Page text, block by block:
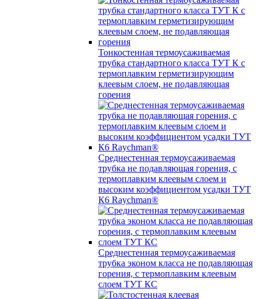
Тонкостенная термоусаживаемая
трубка стандартного класса ТУТ К с
термоплавким герметизирующим
клеевым слоем, не подавляющая
горения
Среднестенная термоусаживаемая
трубка не подавляющая горения, с
термоплавким клеевым слоем и
высоким коэффициентом усадки ТУТ
К6 Raychman®
Среднестенная термоусаживаемая
трубка эконом класса не подавляющая
горения, с термоплавким клеевым
слоем ТУТ КС